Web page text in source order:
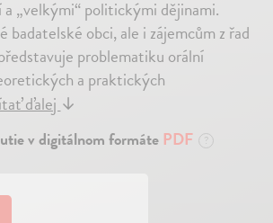
„velkými“ politickými dějinami.
badatelské obci, ale i zájemcům z řad
problematiku orální
a praktických
ďalej↓
v digitálnom formáte PDF ?